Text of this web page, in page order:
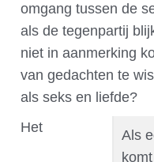
omgang tussen de
als de tegenpartij
niet in aanmerking
van gedachten te
als seks en liefde?
Als
Het